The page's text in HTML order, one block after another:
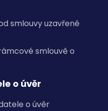
smlouvy uzavřené
smlouvě o
o úvěr
o úvěr